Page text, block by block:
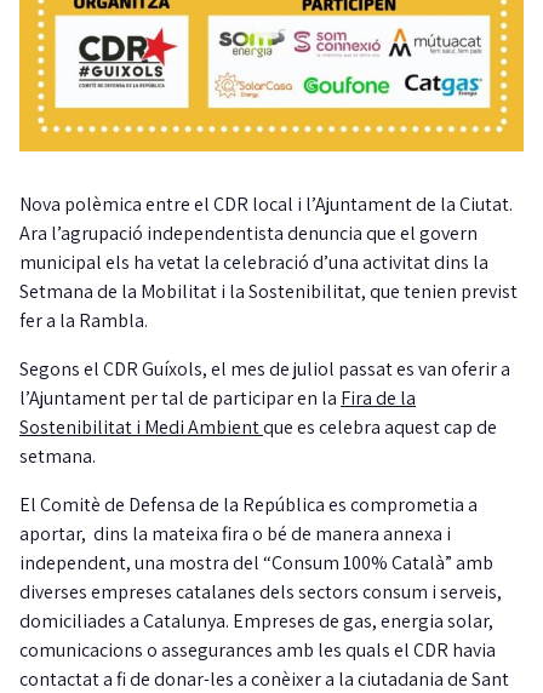
Nova polèmica entre el CDR local i l’Ajuntament de la Ciutat.
Ara l’agrupació independentista denuncia que el govern
municipal els ha vetat la celebració d’una activitat dins la
Setmana de la Mobilitat i la Sostenibilitat, que tenien previst
fer a la Rambla.
Segons el CDR Guíxols, el mes de juliol passat es van oferir a
l’Ajuntament per tal de participar en la Fira de la
Sostenibilitat i Medi Ambientque es celebra aquest cap de
setmana.
El Comitè de Defensa de la República es comprometia a
aportar, dins la mateixa fira o bé de manera annexa i
independent, una mostra del “Consum 100% Català” amb
diverses empreses catalanes dels sectors consum i serveis,
domiciliades a Catalunya. Empreses de gas, energia solar,
comunicacions o assegurances amb les quals el CDR havia
contactat a fi de donar-les a conèixer a la ciutadania de Sant